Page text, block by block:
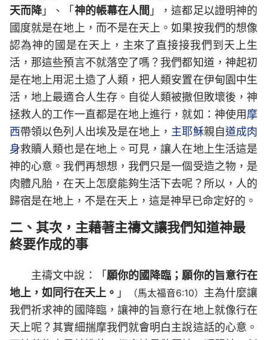
天而降」、「 神的帳幕在人間 」，這都足以證明神的
國度就是在地上，而不是在天上。如果按我們的想像
認為神的國是在天上，主來了直接接我們到天上生
活，那這些預言不就落空了嗎？我們都知道，神起初
是在地上用泥土造了人類，把人類安置在伊甸園中生
活，地上最適合人生存。自從人類被撒但敗壞後，神
拯救人的工作一直都是在地上進行，就如：神使用摩
西帶領以色列人出埃及是在地上， 主耶穌親自道成肉
身救贖人類也是在地上。可見，讓人在地上生活這是
神的心意。我們再想想，我們只是一個受造之物，是
肉體凡胎，在天上怎麼能夠生活下去呢？所以，人的
歸宿是在地上，不是在天上，這是神早已命定好的。
二、其次，主藉著主禱文讓我們知道神最
終要作成的事
主禱文中說：「 願你的國降臨；願你的旨意行在
地上，如同行在天上。 」 （馬太福音6:10） 主為什麼讓
我們祈求神的國降臨，讓神的旨意行在地上就像行在
天上呢？其實細揣摩我們就會明白主說這話的心意。